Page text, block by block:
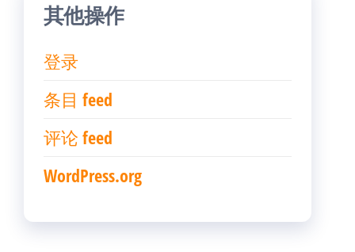
其他操作
登录
条目 feed
评论 feed
WordPress.org